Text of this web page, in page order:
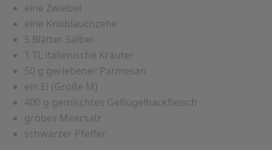
eine Zwiebel
eine Knoblauchzehe
5 Blätter Salbei
1 TL italienische Kräuter
50 g geriebener Parmesan
ein Ei (Größe M)
400 g gemischtes Geflügelhackfleisch
grobes Meersalz
schwarzer Pfeffer